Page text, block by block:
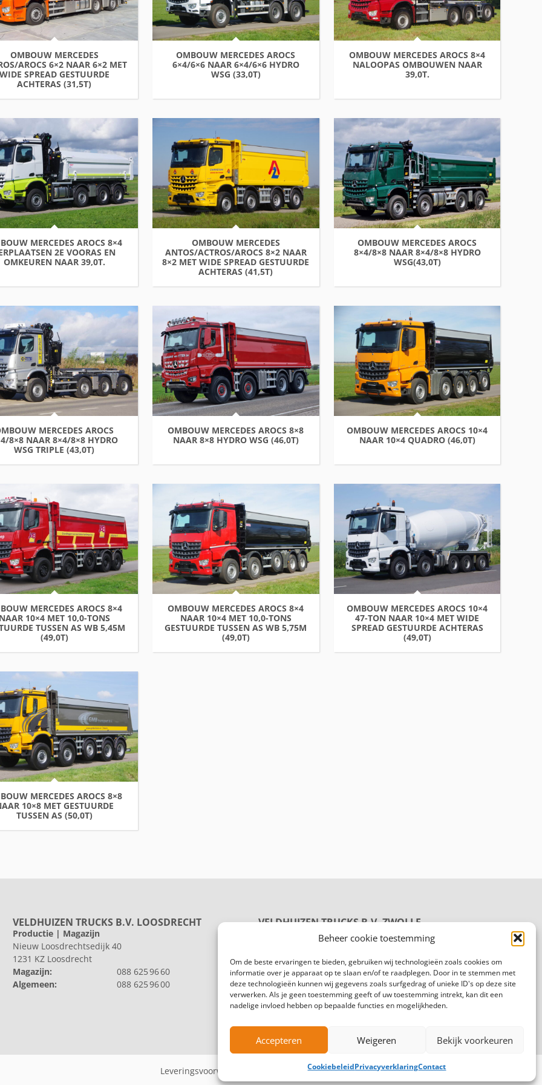
Beheer cookie toestemming
Om de beste ervaringen te bieden, gebruiken wij technologieën zoals cookies om
informatie over je apparaat op te slaan en/of te raadplegen. Door in te stemmen met
deze technologieën kunnen wij gegevens zoals surfgedrag of unieke ID's op deze site
verwerken. Als je geen toestemming geeft of uw toestemming intrekt, kan dit een
nadelige invloed hebben op bepaalde functies en mogelijkheden.
Accepteren Weigeren Bekijk voorkeuren
CookiebeleidPrivacyverklaringContact
OMBOUW MERCEDES
AROCS 6×2 NAAR 6×2 MET
SPREAD GESTUURDE
ACHTERAS (31,5T)
OMBOUW MERCEDES AROCS
6×4/6×6 NAAR 6×4/6×6 HYDRO
WSG (33,0T)
OMBOUW MERCEDES AROCS 8×4
NALOOPAS OMBOUWEN NAAR
39,0T.
MERCEDES AROCS 8×4
2E VOORAS EN
OMKEUREN NAAR 39,0T.
OMBOUW MERCEDES
ANTOS/ACTROS/AROCS 8×2 NAAR
8×2 MET WIDE SPREAD GESTUURDE
ACHTERAS (41,5T)
OMBOUW MERCEDES AROCS
8×4/8×8 NAAR 8×4/8×8 HYDRO
WSG(43,0T)
MERCEDES AROCS
8×8 NAAR 8×4/8×8 HYDRO
WSG TRIPLE (43,0T)
OMBOUW MERCEDES AROCS 8×8
NAAR 8×8 HYDRO WSG (46,0T)
OMBOUW MERCEDES AROCS 10×4
NAAR 10×4 QUADRO (46,0T)
MERCEDES AROCS 8×4
10×4 MET 10,0-TONS
TUSSEN AS WB 5,45M
(49,0T)
OMBOUW MERCEDES AROCS 8×4
NAAR 10×4 MET 10,0-TONS
GESTUURDE TUSSEN AS WB 5,75M
(49,0T)
OMBOUW MERCEDES AROCS 10×4
47-TON NAAR 10×4 MET WIDE
SPREAD GESTUURDE ACHTERAS
(49,0T)
MERCEDES AROCS 8×8
10×8 MET GESTUURDE
TUSSEN AS (50,0T)
VELDHUIZEN TRUCKS B.V. LOOSDRECHT
Productie | Magazijn
Nieuw Loosdrechtsedijk 40
1231 KZ Loosdrecht
Magazijn:
088 625 96 60
Algemeen:
088 625 96 00
VELDHUIZEN TRUCKS B.V. ZWOLLE
8028 PL Zwolle
Algemeen:
088 625 96 00
Leveringsvoorwaarden Algemene voorwaarden Privacyverklaring